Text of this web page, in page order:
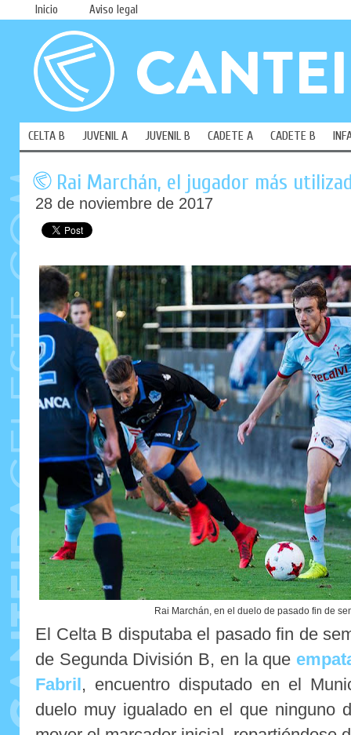
Inicio Aviso legal
CELTA B JUVENIL A JUVENIL B CADETE A CADETE B
Rai Marchán, el jugador más
28 de noviembre de 2017
Rai Marchán, en el duelo de pasado fin de
El Celta B disputaba el pasado fin de
de Segunda División B, en la que
Fabril , encuentro disputado en el
duelo muy igualado en el que ninguno